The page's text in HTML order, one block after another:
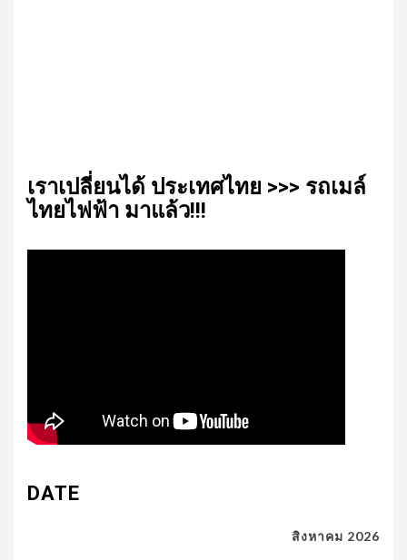
เรา​เปลี่ยน​ได้​ ประเทศ​ไทย​ >>> รถเมล์​
ไทย​ไฟฟ้า​ มาแล้ว!!!
DATE
สิงหาคม 2026